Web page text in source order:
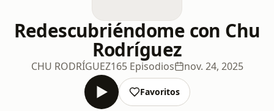
Redescubriéndome con Chu
Rodríguez
CHU RODRÍGUEZ165 Episodios nov. 24, 2025
Favoritos